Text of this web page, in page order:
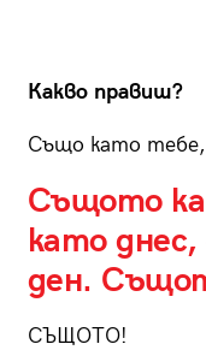
Какво правиш?
Също като
Същото
като
ден.
СЪЩОТО!